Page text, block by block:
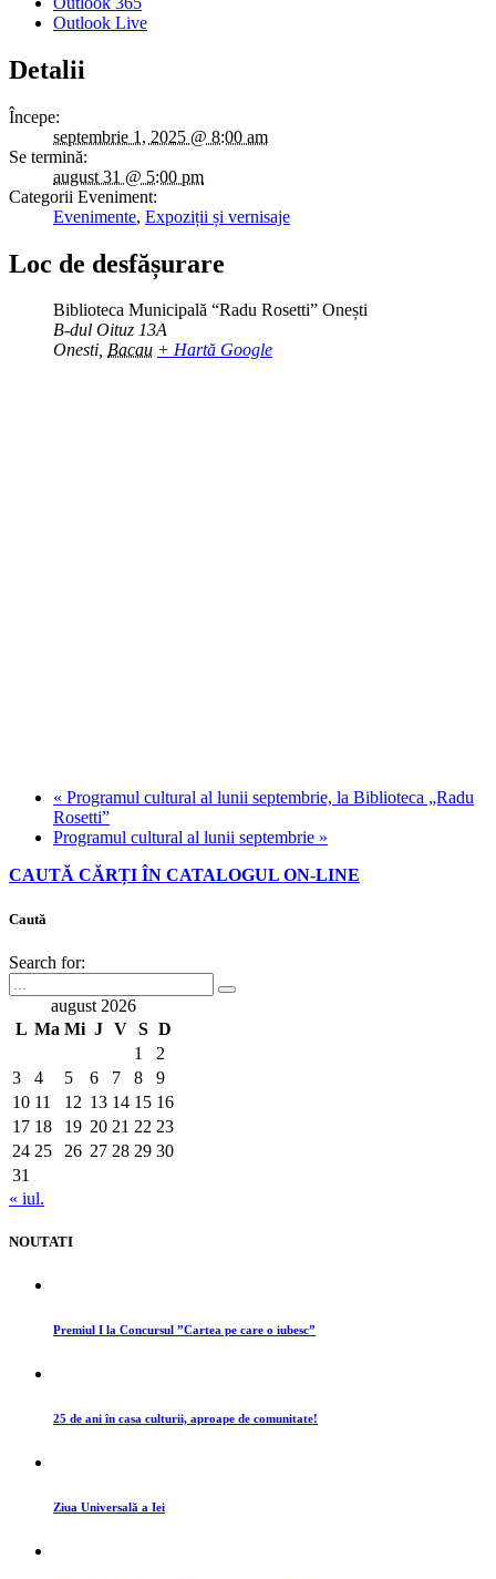
Outlook Live
Detalii
Începe:
septembrie 1, 2025 @ 8:00 am
Se termină:
august 31 @ 5:00 pm
Categorii Eveniment:
Evenimente, Expoziții și vernisaje
Loc de desfășurare
Biblioteca Municipală “Radu Rosetti” Onești
B-dul Oituz 13A
Onesti, Bacau + Hartă Google
« Programul cultural al lunii septembrie, la Biblioteca „Radu
Rosetti”
Programul cultural al lunii septembrie »
CAUTĂ CĂRȚI ÎN CATALOGUL ON-LINE
Caută
Search for:
august 2026
L Ma Mi J V S D
1
2
3
4 5 6 7 8
9
10 11 12 13 14 15 16
17 18 19 20 21 22 23
24 25 26 27 28 29 30
31
« iul.
NOUTATI
Premiul I la Concursul ”Cartea pe care o iubesc”
25 de ani în casa culturii, aproape de comunitate!
Ziua Universală a Iei